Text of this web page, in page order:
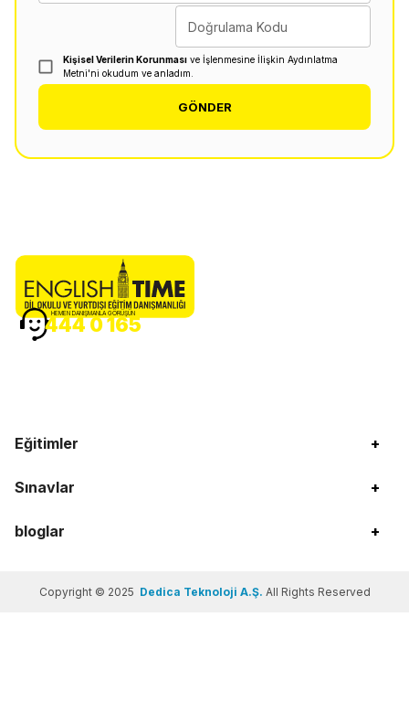
Doğrulama Kodu
Kişisel Verilerin Korunması ve İşlenmesine İlişkin Aydınlatma
Metni'ni okudum ve anladım.
GÖNDER
Eğitimler +
Sınavlar +
bloglar +
HEMEN DANIŞMANLA GÖRÜŞÜN
444 0 165
Copyright © 2025 Dedica Teknoloji A.Ş. All Rights Reserved